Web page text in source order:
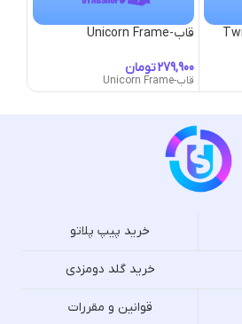
قاب-Unicorn Frame
تومان
قاب-Unicorn Frame
خرید پیپ پلاتو
خرید گلد دومزدی
قوانین و مقررات